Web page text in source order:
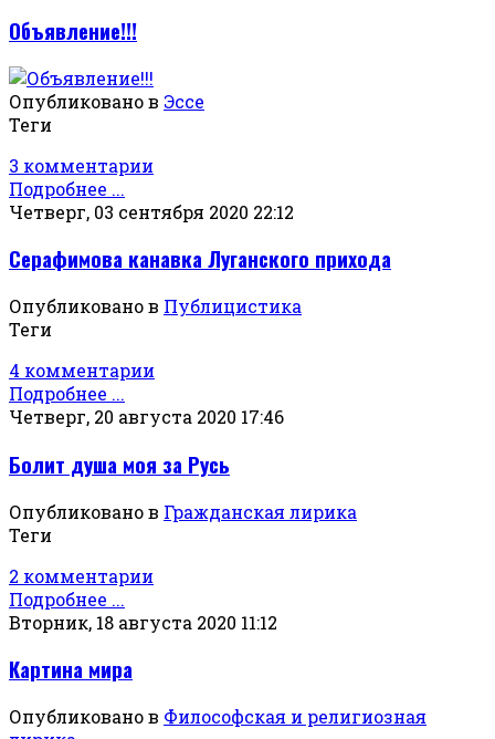
Объявление!!!
Опубликовано в Эссе
Теги
3 комментарии
Подробнее ...
Четверг, 03 сентября 2020 22:12
Серафимова канавка Луганского прихода
Опубликовано в Публицистика
Теги
4 комментарии
Подробнее ...
Четверг, 20 августа 2020 17:46
Болит душа моя за Русь
Опубликовано в Гражданская лирика
Теги
2 комментарии
Подробнее ...
Вторник, 18 августа 2020 11:12
Картина мира
Опубликовано в Философская и религиозная